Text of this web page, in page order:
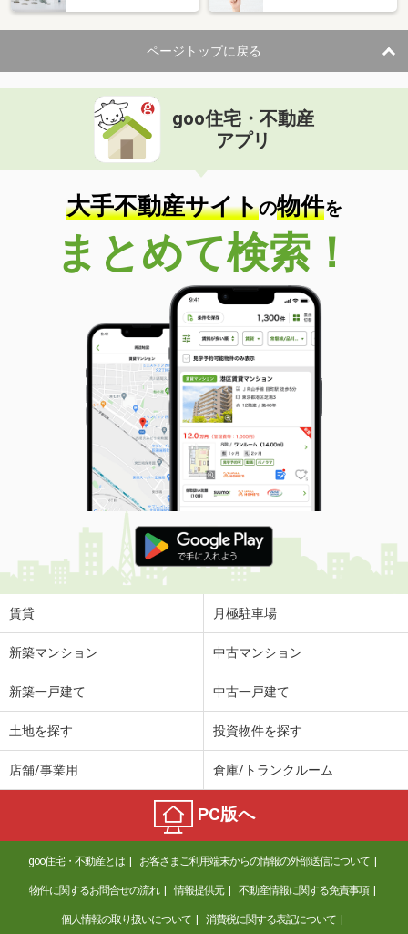
ページトップに戻る
goo住宅・不動産
アプリ
大手不動産サイトの物件を
まとめて検索！
賃貸 月極駐車場
新築マンション 中古マンション
新築一戸建て 中古一戸建て
土地を探す 投資物件を探す
店舗/事業用 倉庫/トランクルーム
PC版へ
goo住宅・不動産とは お客さまご利用端末からの情報の外部送信について
物件に関するお問合せの流れ 情報提供元 不動産情報に関する免責事項
個人情報の取り扱いについて 消費税に関する表記について